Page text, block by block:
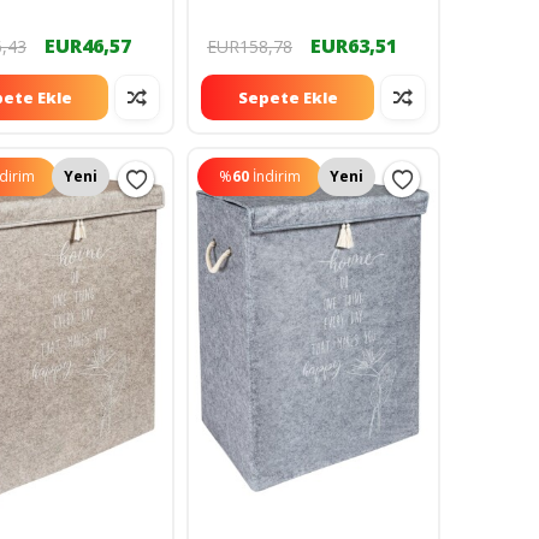
EUR46,57
Ekle
EUR158,78 EUR63,51
Sepete Ekle
Yeni %60 İndirim Yeni